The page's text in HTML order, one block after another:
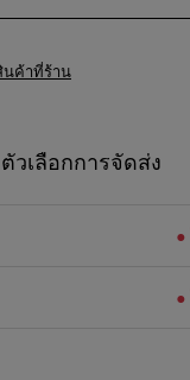
นค้าที่ร้าน
ตัวเลือกการจัดส่ง